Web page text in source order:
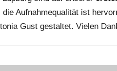
t
e
die Aufnahmequalität ist
Gust gestaltet. Vielen